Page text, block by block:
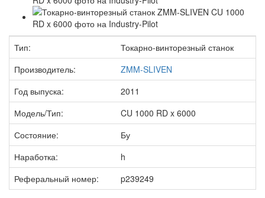
Тип:
Токарно-винторезный станок
Производитель:
ZMM-SLIVEN
Год выпуска:
2011
Модель/Тип:
CU 1000 RD x 6000
Состояние:
Бу
Наработка:
h
Реферальный номер:
p239249